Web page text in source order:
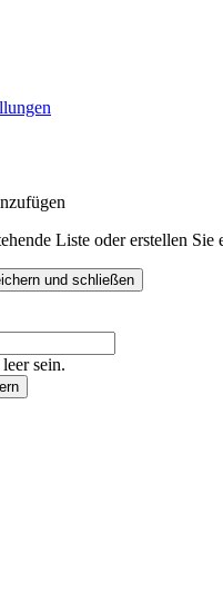
Liste oder erstellen Sie
und schließen
sein.